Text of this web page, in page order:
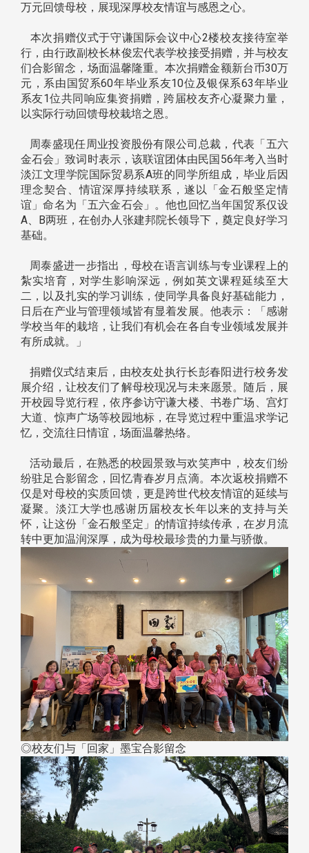
万元回馈母校，展现深厚校友情谊与感恩之心。
本次捐赠仪式于守谦国际会议中心2楼校友接待室举
行，由行政副校长林俊宏代表学校接受捐赠，并与校友
们合影留念，场面温馨隆重。本次捐赠金额新台币30万
元，系由国贸系60年毕业系友10位及银保系63年毕业
系友1位共同响应集资捐赠，跨届校友齐心凝聚力量，
以实际行动回馈母校栽培之恩。
周泰盛现任周业投资股份有限公司总裁，代表「五六
金石会」致词时表示，该联谊团体由民国56年考入当时
淡江文理学院国际贸易系A班的同学所组成，毕业后因
理念契合、情谊深厚持续联系，遂以「金石般坚定情
谊」命名为「五六金石会」。他也回忆当年国贸系仅设
A、B两班，在创办人张建邦院长领导下，奠定良好学习
基础。
周泰盛进一步指出，母校在语言训练与专业课程上的
紮实培育，对学生影响深远，例如英文课程延续至大
二，以及扎实的学习训练，使同学具备良好基础能力，
日后在产业与管理领域皆有显着发展。他表示：「感谢
学校当年的栽培，让我们有机会在各自专业领域发展并
有所成就。」
捐赠仪式结束后，由校友处执行长彭春阳进行校务发
展介绍，让校友们了解母校现况与未来愿景。随后，展
开校园导览行程，依序参访守谦大楼、书卷广场、宫灯
大道、惊声广场等校园地标，在导览过程中重温求学记
忆，交流往日情谊，场面温馨热络。
活动最后，在熟悉的校园景致与欢笑声中，校友们纷
纷驻足合影留念，回忆青春岁月点滴。本次返校捐赠不
仅是对母校的实质回馈，更是跨世代校友情谊的延续与
凝聚。淡江大学也感谢历届校友长年以来的支持与关
怀，让这份「金石般坚定」的情谊持续传承，在岁月流
转中更加温润深厚，成为母校最珍贵的力量与骄傲。
◎校友们与「回家」墨宝合影留念